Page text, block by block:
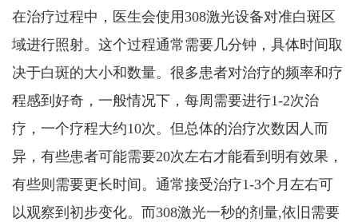
在治疗过程中，医生会使用308激光设备对准白斑区
域进行照射。这个过程通常需要几分钟，具体时间取
决于白斑的大小和数量。很多患者对治疗的频率和疗
程感到好奇，一般情况下，每周需要进行1-2次治
疗，一个疗程大约10次。但总体的治疗次数因人而
异，有些患者可能需要20次左右才能看到明有效果，
有些则需要更长时间。通常接受治疗1-3个月左右可
以观察到初步变化。而308激光一秒的剂量,依旧需要